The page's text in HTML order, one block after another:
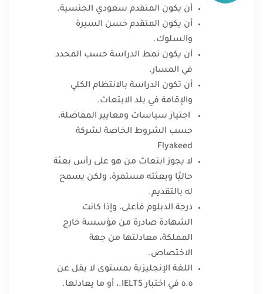
أن يكون المتقدم سعودي الجنسية.
أن يكون المتقدم حسن السيرة
والسلوك.
أن يكون نمط الدراسة حسب المحدد
في المسار.
أن تكون الدراسة بالانتظام الكلي
والإقامة في بلد الابتعاث.
اجتياز سياسات ومعايير المفاضلة،
حسب الشروط الخاصة لشركة
Flyakeed
لا يجوز ابتعاث من هو على رأس بعثة
حاليًا وبعثته مستمرة، ولكن يسمح
له بالتقديم.
درجة الدبلوم فأعلى، وإذا كانت
الشهادة صادرة من مؤسسة خارج
المملكة، معادلتها من جهة
الاختصاص.
اللغة الإنجليزية بمستوى لا يقل عن
٥.٥ في اختبار IELTS.، أو ما يعادلها.